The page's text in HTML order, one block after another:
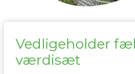
Vedligeholder
værdisæt